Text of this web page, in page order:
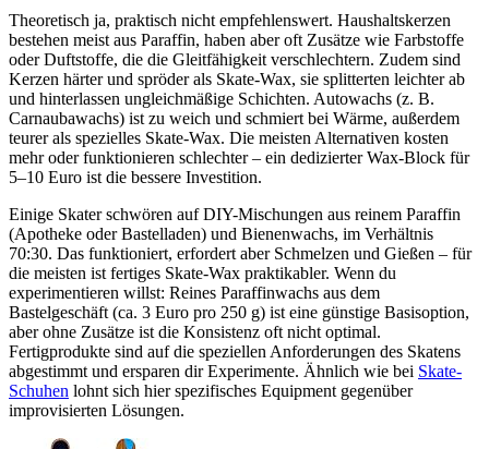
Theoretisch ja, praktisch nicht empfehlenswert. Haushaltskerzen
bestehen meist aus Paraffin, haben aber oft Zusätze wie Farbstoffe
oder Duftstoffe, die die Gleitfähigkeit verschlechtern. Zudem sind
Kerzen härter und spröder als Skate-Wax, sie splitterten leichter ab
und hinterlassen ungleichmäßige Schichten. Autowachs (z. B.
Carnaubawachs) ist zu weich und schmiert bei Wärme, außerdem
teurer als spezielles Skate-Wax. Die meisten Alternativen kosten
mehr oder funktionieren schlechter – ein dedizierter Wax-Block für
5–10 Euro ist die bessere Investition.
Einige Skater schwören auf DIY-Mischungen aus reinem Paraffin
(Apotheke oder Bastelladen) und Bienenwachs, im Verhältnis
70:30. Das funktioniert, erfordert aber Schmelzen und Gießen – für
die meisten ist fertiges Skate-Wax praktikabler. Wenn du
experimentieren willst: Reines Paraffinwachs aus dem
Bastelgeschäft (ca. 3 Euro pro 250 g) ist eine günstige Basisoption,
aber ohne Zusätze ist die Konsistenz oft nicht optimal.
Fertigprodukte sind auf die speziellen Anforderungen des Skatens
abgestimmt und ersparen dir Experimente. Ähnlich wie bei Skate-
Schuhen lohnt sich hier spezifisches Equipment gegenüber
improvisierten Lösungen.